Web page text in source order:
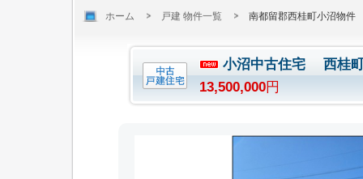
ホーム 戸建 物件一覧 南都留郡西桂町小沼物件
小沼中古住宅 西桂
13,500,000円